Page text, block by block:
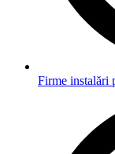
Firme instalări